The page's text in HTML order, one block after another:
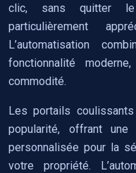
clic, sans quitter
particulièrement
L’automatisation
fonctionnalité
commodité.
Les portails
popularité, offrant
personnalisée pour la
votre propriété.